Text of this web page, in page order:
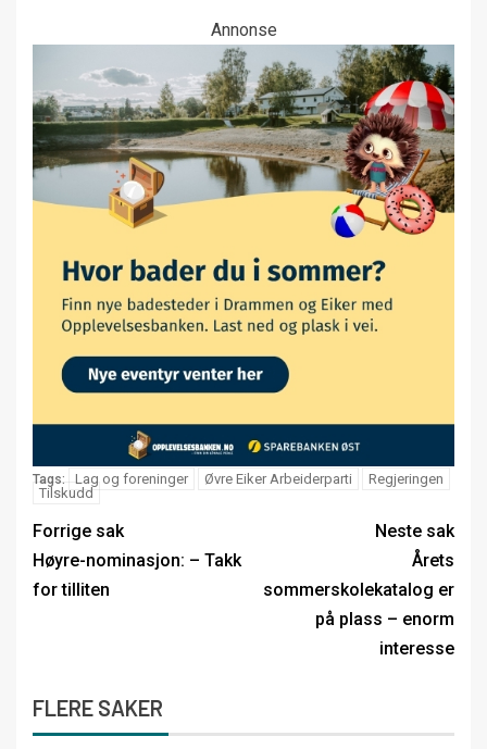
Annonse
Tags: Lag og foreninger Øvre Eiker Arbeiderparti
Regjeringen
Tilskudd
Forrige sak
Høyre-nominasjon: – Takk
for tilliten
Neste sak
Årets
sommerskolekatalog er
på plass – enorm
interesse
FLERE SAKER